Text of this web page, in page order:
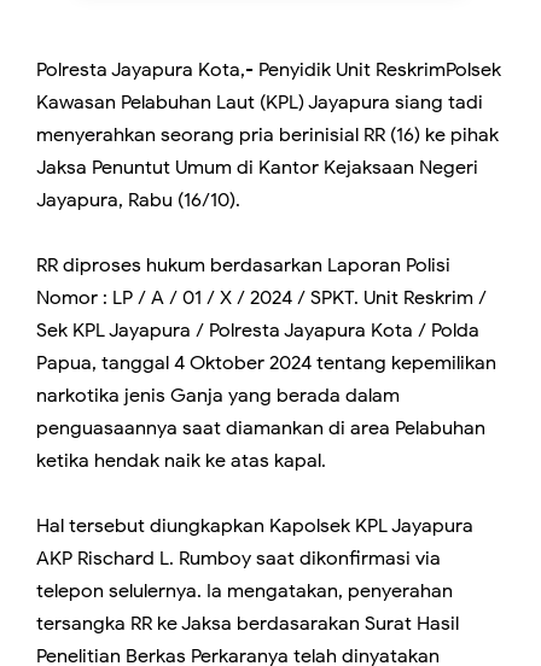
Polresta Jayapura Kota,- Penyidik Unit ReskrimPolsek
Kawasan Pelabuhan Laut (KPL) Jayapura siang tadi
menyerahkan seorang pria berinisial RR (16) ke pihak
Jaksa Penuntut Umum di Kantor Kejaksaan Negeri
Jayapura, Rabu (16/10).
RR diproses hukum berdasarkan Laporan Polisi
Nomor : LP / A / 01 / X / 2024 / SPKT. Unit Reskrim /
Sek KPL Jayapura / Polresta Jayapura Kota / Polda
Papua, tanggal 4 Oktober 2024 tentang kepemilikan
narkotika jenis Ganja yang berada dalam
penguasaannya saat diamankan di area Pelabuhan
ketika hendak naik ke atas kapal.
Hal tersebut diungkapkan Kapolsek KPL Jayapura
AKP Rischard L. Rumboy saat dikonfirmasi via
telepon selulernya. Ia mengatakan, penyerahan
tersangka RR ke Jaksa berdasarakan Surat Hasil
Penelitian Berkas Perkaranya telah dinyatakan